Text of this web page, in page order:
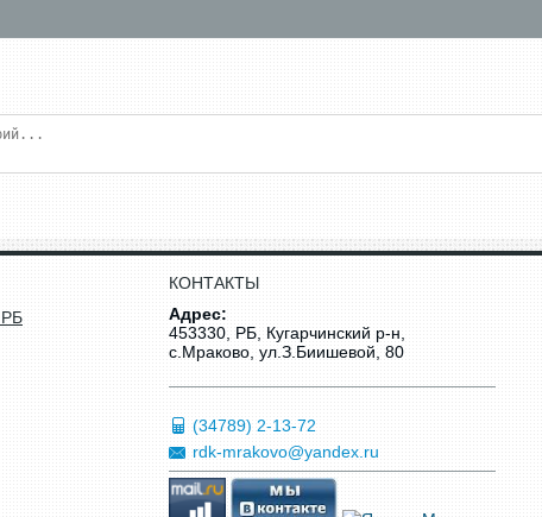
РБ
КОНТАКТЫ
Адрес:
453330, РБ, Кугарчинский р-н,
с.Мраково, ул.З.Биишевой, 80
(34789) 2-13-72
rdk-mrakovo@yandex.ru